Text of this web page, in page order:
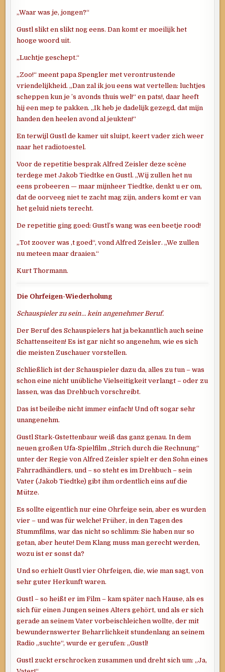
„Waar was je, jongen?“
Gustl slikt en slikt nog eens. Dan komt er moeilijk het
hooge woord uit.
„Luchtje geschept.“
„Zoo!“ meent papa Spengler met verontrustende
vriendelijkheid. „Dan zal ik jou eens wat vertellen: luchtjes
scheppen kun je ’s avonds thuis wel!“ en pats!, daar heeft
hij een mep te pakken. „Ik heb je dadelijk gezegd, dat mijn
handen den heelen avond al jeukten!“
En terwijl Gustl de kamer uit sluipt, keert vader zich weer
naar het radiotoestel.
Voor de repetitie besprak Alfred Zeisler deze scène
terdege met Jakob Tiedtke en Gustl. „Wij zullen het nu
eens probeeren — maar mijnheer Tiedtke, denkt u er om,
dat de oorveeg niet te zacht mag zijn, anders komt er van
het geluid niets terecht.
De repetitie ging goed: Gustl’s wang was een beetje rood!
„Tot zoover was ‚t goed“, vond Alfred Zeisler. „We zullen
nu meteen maar draaien.“
Kurt Thormann.
Die Ohrfeigen-Wiederholung
Schauspieler zu sein… kein angenehmer Beruf.
Der Beruf des Schauspielers hat ja bekanntlich auch seine
Schattenseiten! Es ist gar nicht so angenehm, wie es sich
die meisten Zuschauer vorstellen.
Schließlich ist der Schauspieler dazu da, alles zu tun – was
schon eine nicht unübliche Vielseitigkeit verlangt – oder zu
lassen, was das Drehbuch vorschreibt.
Das ist beileibe nicht immer einfach! Und oft sogar sehr
unangenehm.
Gustl Stark-Gstettenbaur weiß das ganz genau. In dem
neuen großen Ufa-Spielfilm „Strich durch die Rechnung“
unter der Regie von Alfred Zeisler spielt er den Sohn eines
Fahrradhändlers, und – so steht es im Drehbuch – sein
Vater (Jakob Tiedtke) gibt ihm ordentlich eins auf die
Mütze.
Es sollte eigentlich nur eine Ohrfeige sein, aber es wurden
vier – und was für welche! Früher, in den Tagen des
Stummfilms, war das nicht so schlimm: Sie haben nur so
getan, aber heute! Dem Klang muss man gerecht werden,
wozu ist er sonst da?
Und so erhielt Gustl vier Ohrfeigen, die, wie man sagt, von
sehr guter Herkunft waren.
Gustl – so heißt er im Film – kam später nach Hause, als es
sich für einen Jungen seines Alters gehört, und als er sich
gerade an seinem Vater vorbeischleichen wollte, der mit
bewundernswerter Beharrlichkeit stundenlang an seinem
Radio „suchte“, wurde er gerufen: „Gustl!
Gustl zuckt erschrocken zusammen und dreht sich um: „Ja,